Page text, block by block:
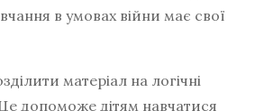
в умовах війни має свої
матеріал на логічні
допоможе дітям навчатися